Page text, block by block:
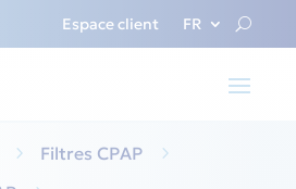
Espace client FR
5 Filtres CPAP
5